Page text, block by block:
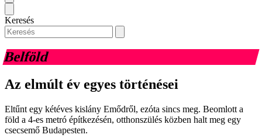
Keresés
Belföld
Az elmúlt év egyes történései
Eltűnt egy kétéves kislány Emődről, ezóta sincs meg. Beomlott a
föld a 4-es metró építkezésén, otthonszülés közben halt meg egy
csecsemő Budapesten.